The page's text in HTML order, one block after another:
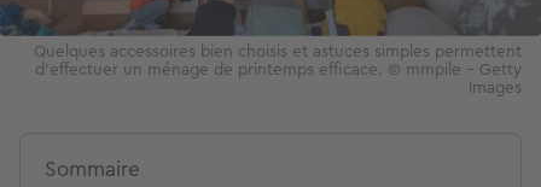
Quelques accessoires bien choisis et astuces simples permettent
d'effectuer un ménage de printemps efficace. © mmpile - Getty
Images
Sommaire